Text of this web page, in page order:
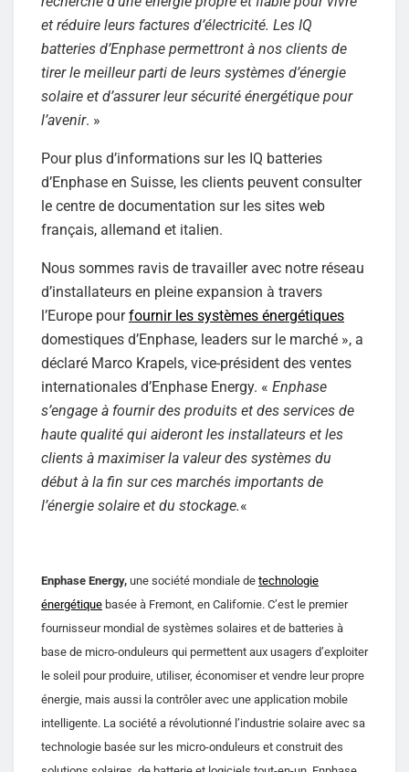
et réduire leurs factures d’électricité. Les IQ
batteries d’Enphase permettront à nos clients de
tirer le meilleur parti de leurs systèmes d’énergie
solaire et d’assurer leur sécurité énergétique pour
l’avenir. »
Pour plus d’informations sur les IQ batteries
d’Enphase en Suisse, les clients peuvent consulter
le centre de documentation sur les sites web
français, allemand et italien.
Nous sommes ravis de travailler avec notre réseau
d’installateurs en pleine expansion à travers
l’Europe pourfournir les systèmes énergétiques
domestiques d’Enphase, leaders sur le marché », a
déclaré Marco Krapels, vice-président des ventes
internationales d’Enphase Energy. « Enphase
s’engage à fournir des produits et des services de
haute qualité qui aideront les installateurs et les
clients à maximiser la valeur des systèmes du
début à la fin sur ces marchés importants de
l’énergie solaire et du stockage.«
Enphase Energy, une société mondiale de technologie
énergétique basée à Fremont, en Californie. C’est le premier
fournisseur mondial de systèmes solaires et de batteries à
base de micro-onduleurs qui permettent aux usagers d’exploiter
le soleil pour produire, utiliser, économiser et vendre leur propre
énergie, mais aussi la contrôler avec une application mobile
intelligente. La société a révolutionné l’industrie solaire avec sa
technologie basée sur les micro-onduleurs et construit des